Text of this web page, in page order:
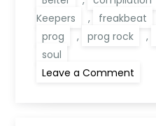
Keepers
, freakbeat
prog
, prog rock ,
soul
Leave a Comment